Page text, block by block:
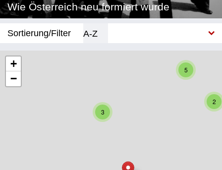
Wie Österreich neu formiert wurde
Sortierung/Filter
A-Z
Kärnten
Oberösterreich
5
2
3
+
−